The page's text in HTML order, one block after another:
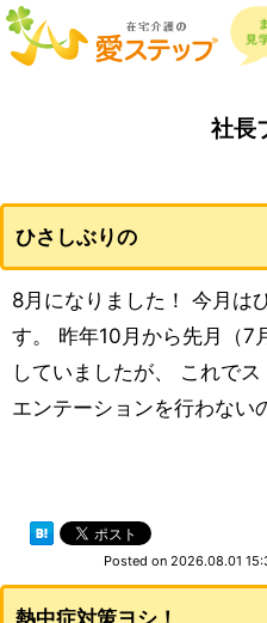
社長
ひさしぶりの
8月になりました！ 今月は
す。 昨年10月から先月（7
していましたが、 これで
エンテーションを行わな
Posted on 2026.08.01